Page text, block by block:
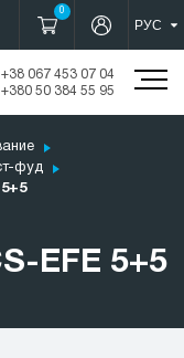
0
+38 067 453 07 04
+380 50 384 55 95
фуд
EFE 5+5